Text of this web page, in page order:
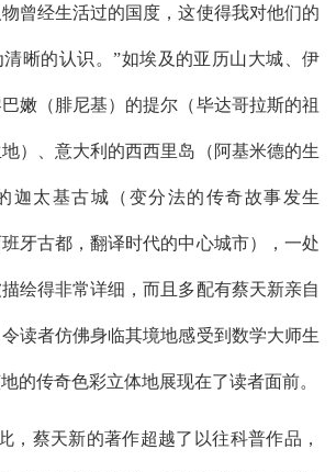
曾经生活过的国度，这使得我对他们的
清晰的认识。”如埃及的亚历山大城、伊
嫩（腓尼基）的提尔（毕达哥拉斯的祖
）、意大利的西西里岛（阿基米德的生
迦太基古城（变分法的传奇故事发生
牙古都，翻译时代的中心城市），一处
绘得非常详细，而且多配有蔡天新亲自
读者仿佛身临其境地感受到数学大师生
的传奇色彩立体地展现在了读者面前。
，蔡天新的著作超越了以往科普作品，